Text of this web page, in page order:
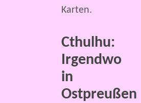
Karten.
Cthulhu:
Irgendwo
in
Ostpreußen